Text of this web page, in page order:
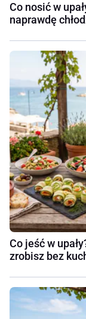
Co nosić w
naprawdę
Co jeść w
zrobisz bez